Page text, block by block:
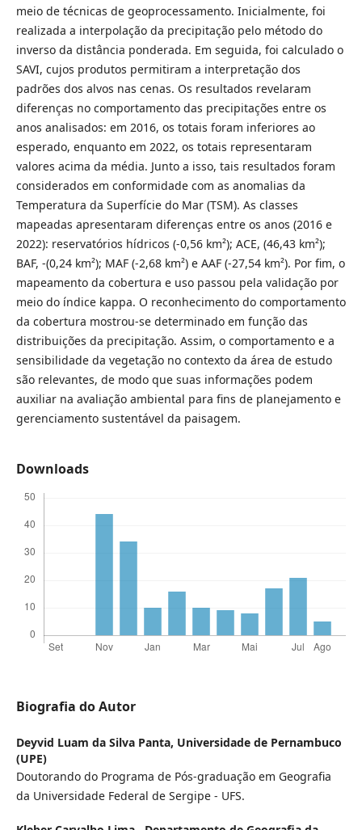
meio de técnicas de geoprocessamento. Inicialmente, foi
realizada a interpolação da precipitação pelo método do
inverso da distância ponderada. Em seguida, foi calculado o
SAVI, cujos produtos permitiram a interpretação dos
padrões dos alvos nas cenas. Os resultados revelaram
diferenças no comportamento das precipitações entre os
anos analisados: em 2016, os totais foram inferiores ao
esperado, enquanto em 2022, os totais representaram
valores acima da média. Junto a isso, tais resultados foram
considerados em conformidade com as anomalias da
Temperatura da Superfície do Mar (TSM). As classes
mapeadas apresentaram diferenças entre os anos (2016 e
2022): reservatórios hídricos (-0,56 km²); ACE, (46,43 km²);
BAF, -(0,24 km²); MAF (-2,68 km²) e AAF (-27,54 km²). Por fim, o
mapeamento da cobertura e uso passou pela validação por
meio do índice kappa. O reconhecimento do comportamento
da cobertura mostrou-se determinado em função das
distribuições da precipitação. Assim, o comportamento e a
sensibilidade da vegetação no contexto da área de estudo
são relevantes, de modo que suas informações podem
auxiliar na avaliação ambiental para fins de planejamento e
gerenciamento sustentável da paisagem.
Downloads
Biografia do Autor
Deyvid Luam da Silva Panta, Universidade de Pernambuco
(UPE)
Doutorando do Programa de Pós-graduação em Geografia
da Universidade Federal de Sergipe - UFS.